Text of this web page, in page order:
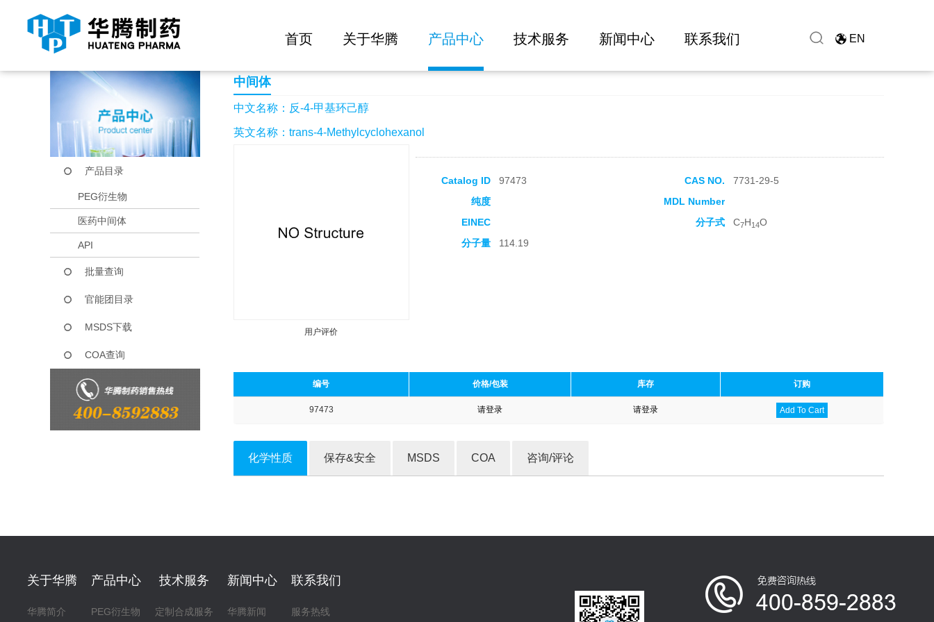
首页 关于华腾 产品中心 技术服务 新闻中心 联系我们 EN
当前位置： 首页 产品中心 反-4-甲基环己醇
产品目录
PEG衍生物
医药中间体
API
批量查询
官能团目录
MSDS下载
COA查询
中间体
中文名称：反-4-甲基环己醇
英文名称：trans-4-Methylcyclohexanol
用户评价
Catalog ID 97473 CAS NO.
7731-29-5
纯度
MDL Number
EINEC
分子式 C7H14O
分子量
114.19
编号 价格/包装 库存 订购
97473 请登录 请登录 Add To Cart
化学性质 保存&安全 MSDS COA 咨询/评论
关于华腾
华腾简介
产品中心
PEG衍生物
技术服务
定制合成服务
新闻中心
华腾新闻
联系我们
服务热线